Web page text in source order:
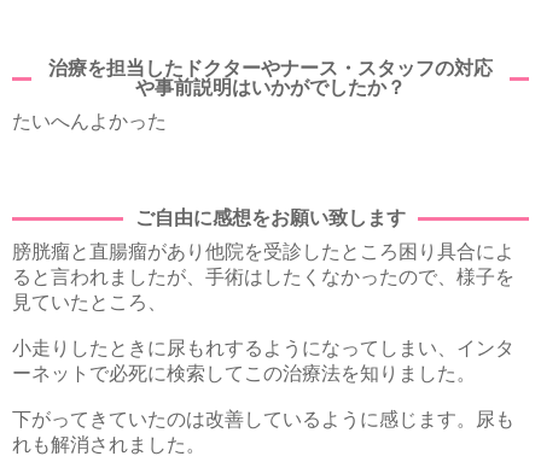
治療を担当したドクターやナース・スタッフの対応
や事前説明はいかがでしたか？
たいへんよかった
ご自由に感想をお願い致します
膀胱瘤と直腸瘤があり他院を受診したところ困り具合によ
ると言われましたが、手術はしたくなかったので、様子を
見ていたところ、
小走りしたときに尿もれするようになってしまい、インタ
ーネットで必死に検索してこの治療法を知りました。
下がってきていたのは改善しているように感じます。尿も
れも解消されました。